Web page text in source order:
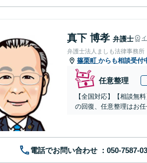
真下 博孝 弁護士
弁護士法人ましも法律事務所
篠栗町 からも相談受付
任意整理
【全国対応】【相談無
の回復、任意整理はお任
電話でお問い合わせ